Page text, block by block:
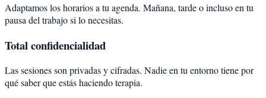
Adaptamos los horarios a tu agenda. Mañana, tarde o incluso en tu
pausa del trabajo si lo necesitas.
Total confidencialidad
Las sesiones son privadas y cifradas. Nadie en tu entorno tiene por
qué saber que estás haciendo terapia.